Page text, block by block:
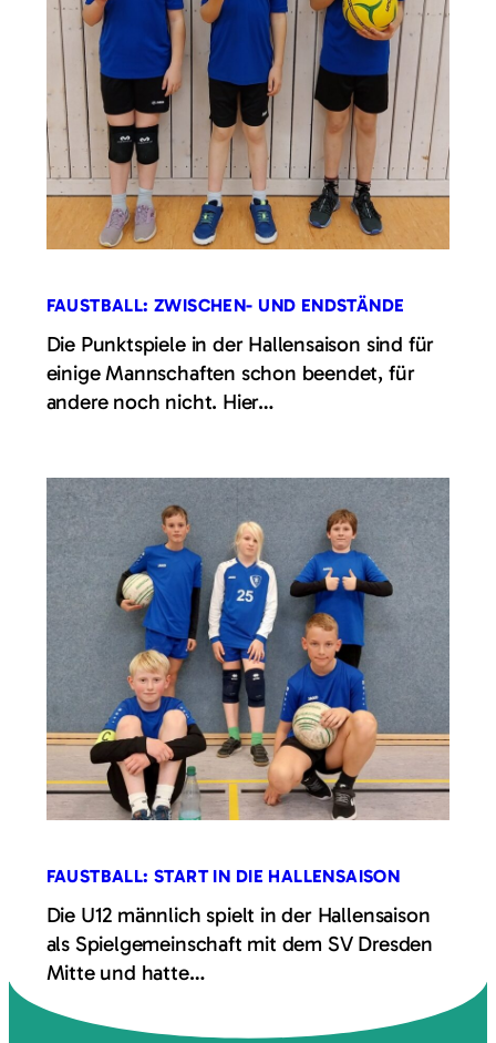
FAUSTBALL: ZWISCHEN- UND ENDSTÄNDE
Die Punktspiele in der Hallensaison sind für
einige Mannschaften schon beendet, für
andere noch nicht. Hier…
FAUSTBALL: START IN DIE HALLENSAISON
Die U12 männlich spielt in der Hallensaison
als Spielgemeinschaft mit dem SV Dresden
Mitte und hatte…